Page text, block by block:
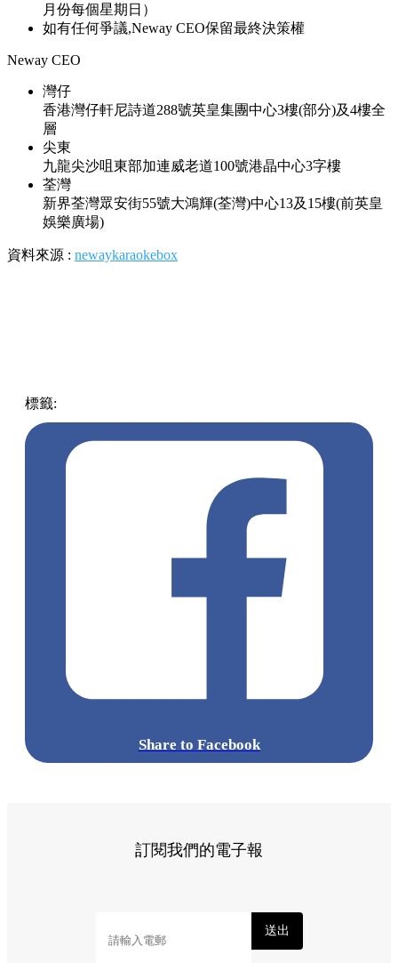
月份每個星期日）
如有任何爭議,Neway CEO保留最終決策權
Neway CEO
灣仔
香港灣仔軒尼詩道288號英皇集團中心3樓(部分)及4樓全
層
尖東
九龍尖沙咀東部加連威老道100號港晶中心3字樓
荃灣
新界荃灣眾安街55號大鴻輝(荃灣)中心13及15樓(前英皇
娛樂廣場)
資料來源 : newaykaraokebox
標籤:
Share to Facebook
訂閱我們的電子報
送出